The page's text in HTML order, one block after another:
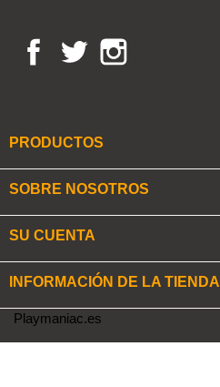
Facebook
Twitter
PRODUCTOS
SOBRE NOSOTROS
SU CUENTA
INFORMACIÓN DE LA TIENDA
Playmaniac.es